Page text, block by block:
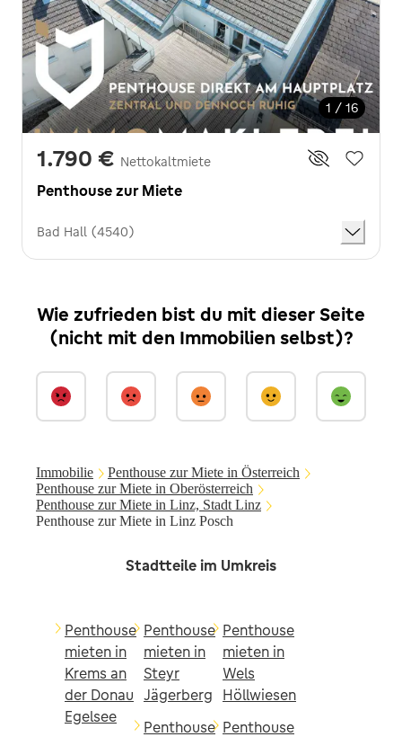
1 / 16
1.790 € Nettokaltmiete
Penthouse zur Miete
Bad Hall (4540)
Wie zufrieden bist du mit dieser Seite
(nicht mit den Immobilien selbst)?
Immobilie
Penthouse zur Miete in Österreich
Penthouse zur Miete in Oberösterreich
Penthouse zur Miete in Linz, Stadt Linz
Penthouse zur Miete in Linz Posch
Stadtteile im Umkreis
Penthouse
mieten in
Krems an
der Donau
Egelsee
Penthouse
mieten in
Steyr
Jägerberg
Penthouse
Penthouse
mieten in
Wels
Höllwiesen
Penthouse